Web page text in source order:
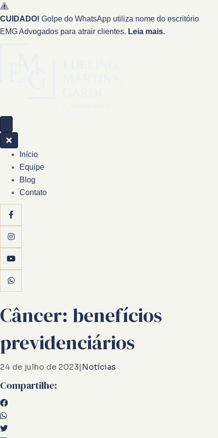
CUIDADO! Golpe do WhatsApp utiliza nome do escritório
EMG Advogados para atrair clientes. Leia mais.
Início
Equipe
Blog
Contato
Câncer: benefícios
previdenciários
24 de julho de 2023|Notícias
Compartilhe: